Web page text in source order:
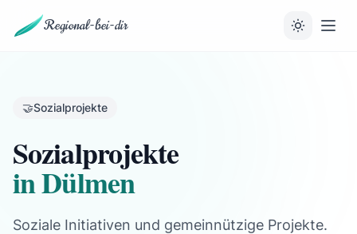
Regional-bei-dir
🤝Sozialprojekte
Sozialprojekte
in Dülmen
Soziale Initiativen und gemeinnützige Projekte.